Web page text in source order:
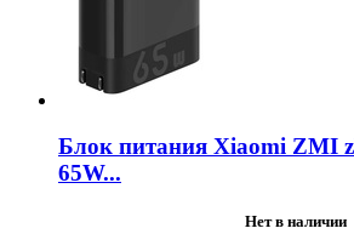
Блок питания Xiaomi ZMI
65W...
Нет в наличии